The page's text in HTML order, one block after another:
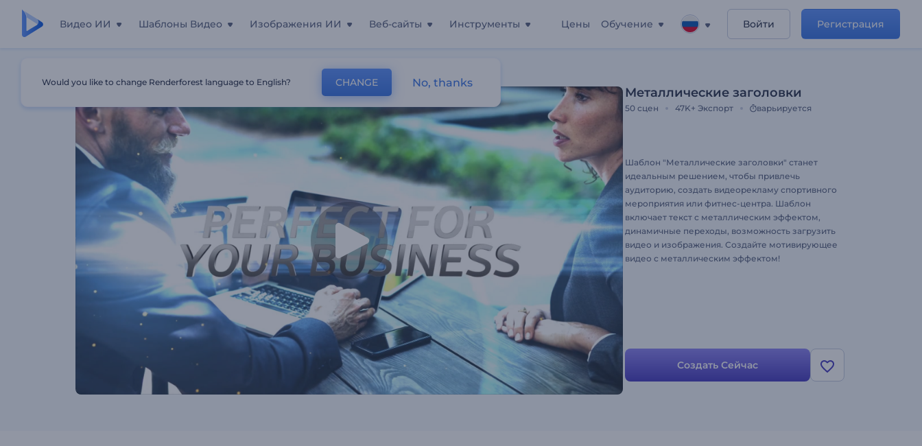
Видео ИИ Шаблоны Видео Изображения ИИ Веб-сайты Инструменты Цены Обучение Войти Регистрация
Металлические заголовки
50 сцен 47K+ Экспорт варьируется
Шаблон "Металлические заголовки" станет
идеальным решением, чтобы привлечь
аудиторию, создать видеорекламу спортивного
мероприятия или фитнес-центра. Шаблон
включает текст с металлическим эффектом,
динамичные переходы, возможность загрузить
видео и изображения. Создайте мотивирующее
видео с металлическим эффектом!
Создать Сейчас
Would you like to change Renderforest language to English? CHANGE No, thanks